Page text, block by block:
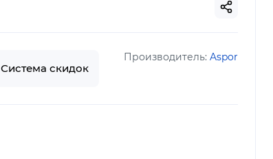
Производитель: Aspor
Система скидок